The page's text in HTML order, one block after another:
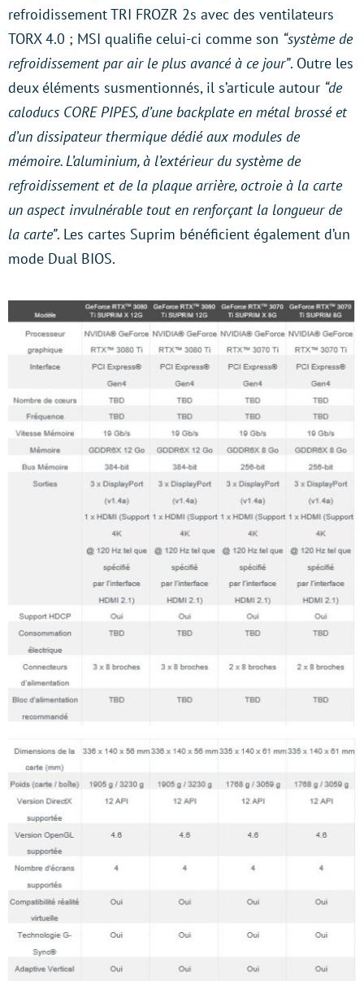
refroidissement TRI FROZR 2s avec des ventilateurs
TORX 4.0 ; MSI qualifie celui-ci comme son “système de
refroidissement par air le plus avancé à ce jour”. Outre les
deux éléments susmentionnés, il s’articule autour “de
caloducs CORE PIPES, d’une backplate en métal brossé et
d’un dissipateur thermique dédié aux modules de
mémoire. L’aluminium, à l’extérieur du système de
refroidissement et de la plaque arrière, octroie à la carte
un aspect invulnérable tout en renforçant la longueur de
la carte”. Les cartes Suprim bénéficient également d’un
mode Dual BIOS.